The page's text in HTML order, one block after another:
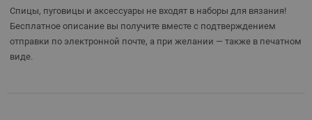
Спицы, пуговицы и аксессуары не входят в наборы для вязания!
Бесплатное описание вы получите вместе с подтверждением
отправки по электронной почте, а при желании — также в печатном
виде.